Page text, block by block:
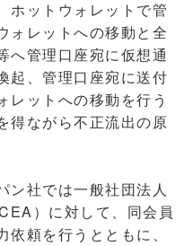
ホットウォレットで管
ォレットへの移動と全
へ管理口座宛に仮想通
起、管理口座宛に送付
レットへの移動を行う
得ながら不正流出の原
ン社では一般社団法人
）に対して、同会員
頼を行うとともに、